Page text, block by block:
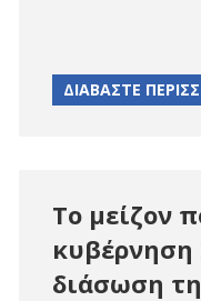
ΔΙΑΒΑΣΤΕ
Το μείζον
κυβέρνηση
διάσωση